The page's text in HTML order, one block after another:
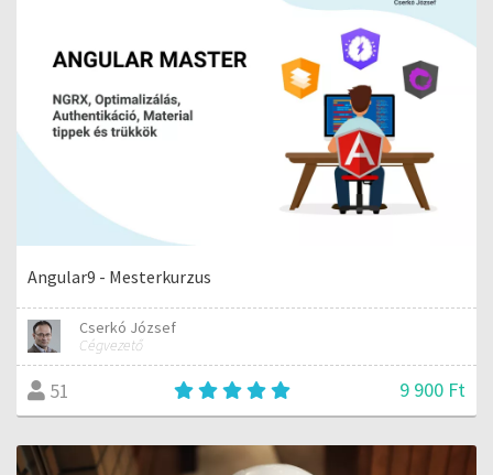
Angular9 - Mesterkurzus
Cserkó József
Cégvezető
51 9 900 Ft